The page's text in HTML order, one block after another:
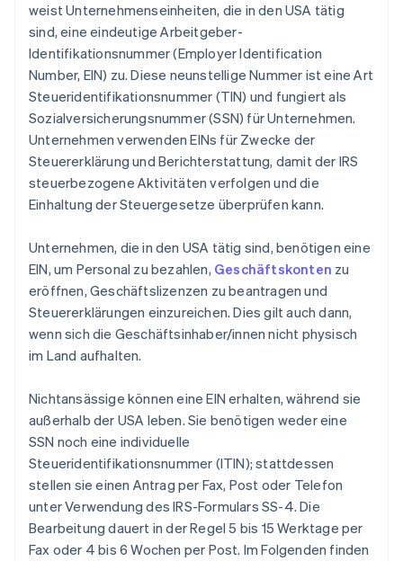
Automatische Einreichung des 83(b)-
Steuerformulars
Hochwertige rechtliche Unternehmensdokumente
Ein Jahr Stripe Payments kostenlos, plus
Partnergutschriften und Rabatte im Wert von
50.000 USD
weist Unternehmenseinheiten, die in den USA tätig
sind, eine eindeutige Arbeitgeber-
Identifikationsnummer (Employer Identification
Number, EIN) zu. Diese neunstellige Nummer ist eine Art
Steueridentifikationsnummer (TIN) und fungiert als
Sozialversicherungsnummer (SSN) für Unternehmen.
Unternehmen verwenden EINs für Zwecke der
Steuererklärung und Berichterstattung, damit der IRS
steuerbezogene Aktivitäten verfolgen und die
Einhaltung der Steuergesetze überprüfen kann.
Unternehmen, die in den USA tätig sind, benötigen eine
EIN, um Personal zu bezahlen, Geschäftskonten zu
eröffnen, Geschäftslizenzen zu beantragen und
Steuererklärungen einzureichen. Dies gilt auch dann,
wenn sich die Geschäftsinhaber/innen nicht physisch
im Land aufhalten.
Nichtansässige können eine EIN erhalten, während sie
außerhalb der USA leben. Sie benötigen weder eine
SSN noch eine individuelle
Steueridentifikationsnummer (ITIN); stattdessen
stellen sie einen Antrag per Fax, Post oder Telefon
unter Verwendung des IRS-Formulars SS-4. Die
Bearbeitung dauert in der Regel 5 bis 15 Werktage per
Fax oder 4 bis 6 Wochen per Post. Im Folgenden finden